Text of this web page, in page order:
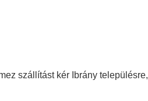
szállítást kér Ibrány településre,